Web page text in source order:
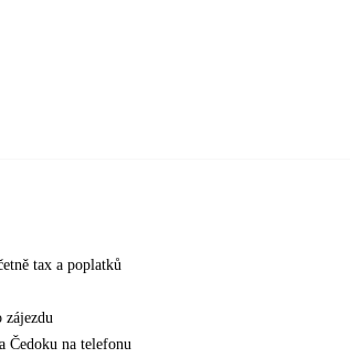
tax a poplatků
Čedoku na telefonu